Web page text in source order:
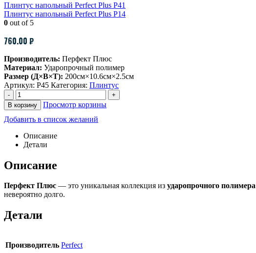
Плинтус напольный Perfect Plus Р41
Плинтус напольный Perfect Plus Р14
0 out of 5
760.00 ₽
Производитель: Перфект Плюс
Материал: Ударопрочный полимер
Размер (Д×В×Т): 200см×10.6см×2.5см
Артикул: P45 Категория: Плинтус
-
+
В корзину
Просмотр корзины
Добавить в список желаний
Описание
Детали
Описание
Перфект Плюс — это уникальная коллекция из ударопрочного полимера
невероятно долго.
Детали
Производитель Perfect